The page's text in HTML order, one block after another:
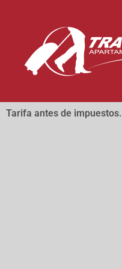
Tarifa antes de impuestos.